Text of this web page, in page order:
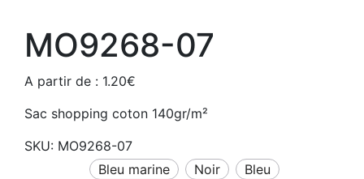
MO9268-07
A partir de : 1.20€
Sac shopping coton 140gr/m²
SKU: MO9268-07
bleu marine noir
bleu